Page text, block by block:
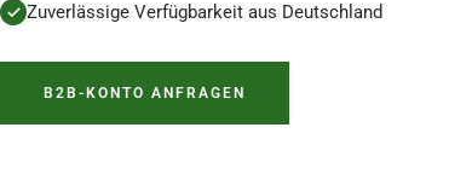
Zuverlässige Verfügbarkeit aus Deutschland
B2B-KONTO ANFRAGEN